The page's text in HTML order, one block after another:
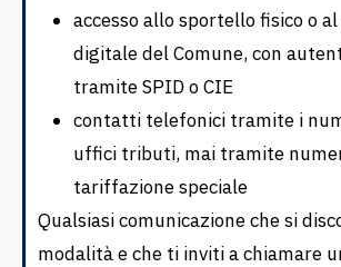
accesso allo sportello fisico o
digitale del Comune, con
tramite SPID o CIE
contatti telefonici tramite i
uffici tributi, mai tramite
tariffazione speciale
Qualsiasi comunicazione che si
modalità e che ti inviti a chiamare